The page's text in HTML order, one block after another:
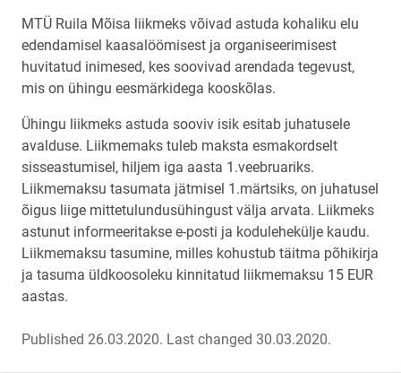
MTÜ Ruila Mõisa liikmeks võivad astuda kohaliku elu
edendamisel kaasalöömisest ja organiseerimisest
huvitatud inimesed, kes soovivad arendada tegevust,
mis on ühingu eesmärkidega kooskõlas.
Ühingu liikmeks astuda sooviv isik esitab juhatusele
avalduse. Liikmemaks tuleb maksta esmakordselt
sisseastumisel, hiljem iga aasta 1.veebruariks.
Liikmemaksu tasumata jätmisel 1.märtsiks, on juhatusel
õigus liige mittetulundusühingust välja arvata. Liikmeks
astunut informeeritakse e-posti ja kodulehekülje kaudu.
Liikmemaksu tasumine, milles kohustub täitma põhikirja
ja tasuma üldkoosoleku kinnitatud liikmemaksu 15 EUR
aastas.
Published 26.03.2020. Last changed 30.03.2020.